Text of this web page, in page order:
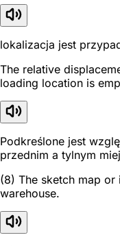
lokalizacja jest
The relative
loading location is
Podkreślone jest
przednim a tylnym
(8) The sketch map
warehouse.